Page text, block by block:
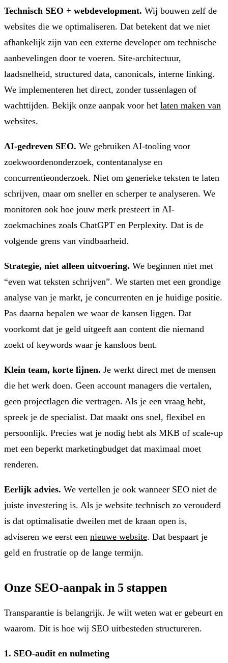
Technisch SEO + webdevelopment. Wij bouwen zelf de
websites die we optimaliseren. Dat betekent dat we niet
afhankelijk zijn van een externe developer om technische
aanbevelingen door te voeren. Site-architectuur,
laadsnelheid, structured data, canonicals, interne linking.
We implementeren het direct, zonder tussenlagen of
wachttijden. Bekijk onze aanpak voor het laten maken van
websites.
AI-gedreven SEO. We gebruiken AI-tooling voor
zoekwoordenonderzoek, contentanalyse en
concurrentieonderzoek. Niet om generieke teksten te laten
schrijven, maar om sneller en scherper te analyseren. We
monitoren ook hoe jouw merk presteert in AI-
zoekmachines zoals ChatGPT en Perplexity. Dat is de
volgende grens van vindbaarheid.
Strategie, niet alleen uitvoering. We beginnen niet met
“even wat teksten schrijven”. We starten met een grondige
analyse van je markt, je concurrenten en je huidige positie.
Pas daarna bepalen we waar de kansen liggen. Dat
voorkomt dat je geld uitgeeft aan content die niemand
zoekt of keywords waar je kansloos bent.
Klein team, korte lijnen. Je werkt direct met de mensen
die het werk doen. Geen account managers die vertalen,
geen projectlagen die vertragen. Als je een vraag hebt,
spreek je de specialist. Dat maakt ons snel, flexibel en
persoonlijk. Precies wat je nodig hebt als MKB of scale-up
met een beperkt marketingbudget dat maximaal moet
renderen.
Eerlijk advies. We vertellen je ook wanneer SEO niet de
juiste investering is. Als je website technisch zo verouderd
is dat optimalisatie dweilen met de kraan open is,
adviseren we eerst een nieuwe website. Dat bespaart je
geld en frustratie op de lange termijn.
Onze SEO-aanpak in 5 stappen
Transparantie is belangrijk. Je wilt weten wat er gebeurt en
waarom. Dit is hoe wij SEO uitbesteden structureren.
1. SEO-audit en nulmeting